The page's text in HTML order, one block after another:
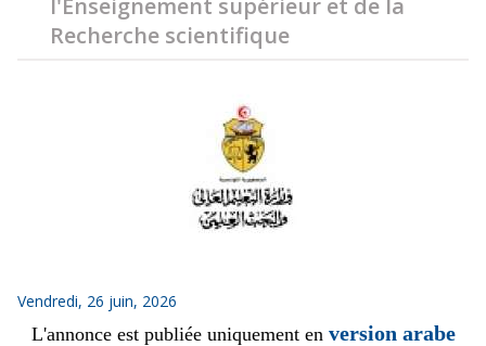
l'Enseignement supérieur et de la
Recherche scientifique
Vendredi, 26 juin, 2026
L'annonce est publiée uniquement en version arabe